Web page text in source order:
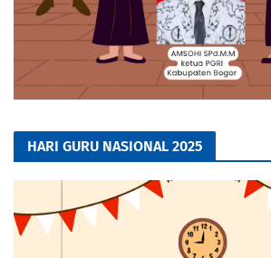
HARI GURU NASIONAL 2025